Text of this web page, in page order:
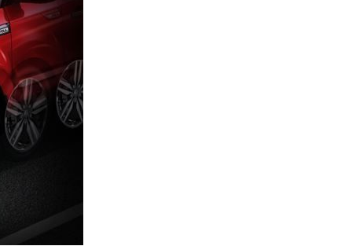
medidas de
contra acesso
autorizados.
ou terceiros
para a
por órgãos
foram